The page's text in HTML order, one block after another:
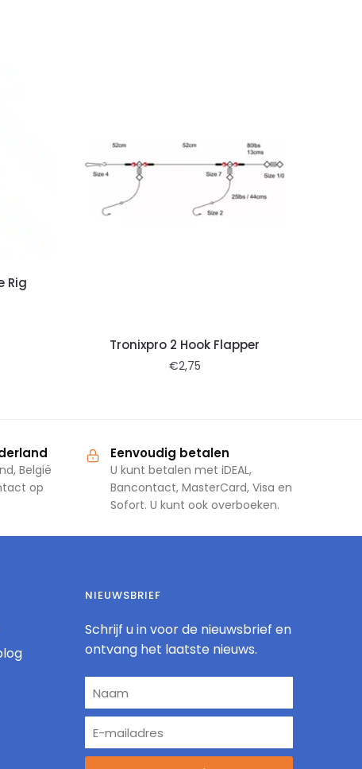
Rig
Tronixpro 2 Hook Flapper
€2,75
België
op
Eenvoudig betalen
U kunt betalen met iDEAL,
Bancontact, MasterCard, Visa en
Sofort. U kunt ook overboeken.
NIEUWSBRIEF
Schrijf u in voor de nieuwsbrief en
ontvang het laatste nieuws.